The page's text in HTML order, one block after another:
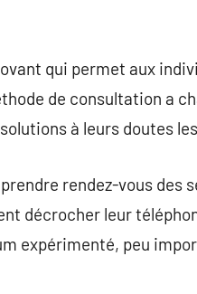
qui permet aux
de consultation a
à leurs doutes
rendez-vous des
décrocher leur
expérimenté, peu